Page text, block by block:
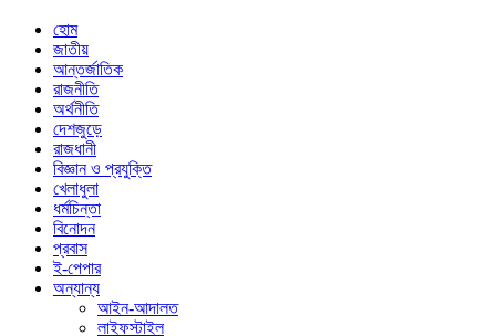
হোম
জাতীয়
আন্তর্জাতিক
রাজনীতি
অর্থনীতি
দেশজুড়ে
রাজধানী
বিজ্ঞান ও প্রযুক্তি
খেলাধুলা
ধর্মচিন্তা
বিনোদন
প্রবাস
ই-পেপার
অন্যান্য
আইন-আদালত
লাইফস্টাইল